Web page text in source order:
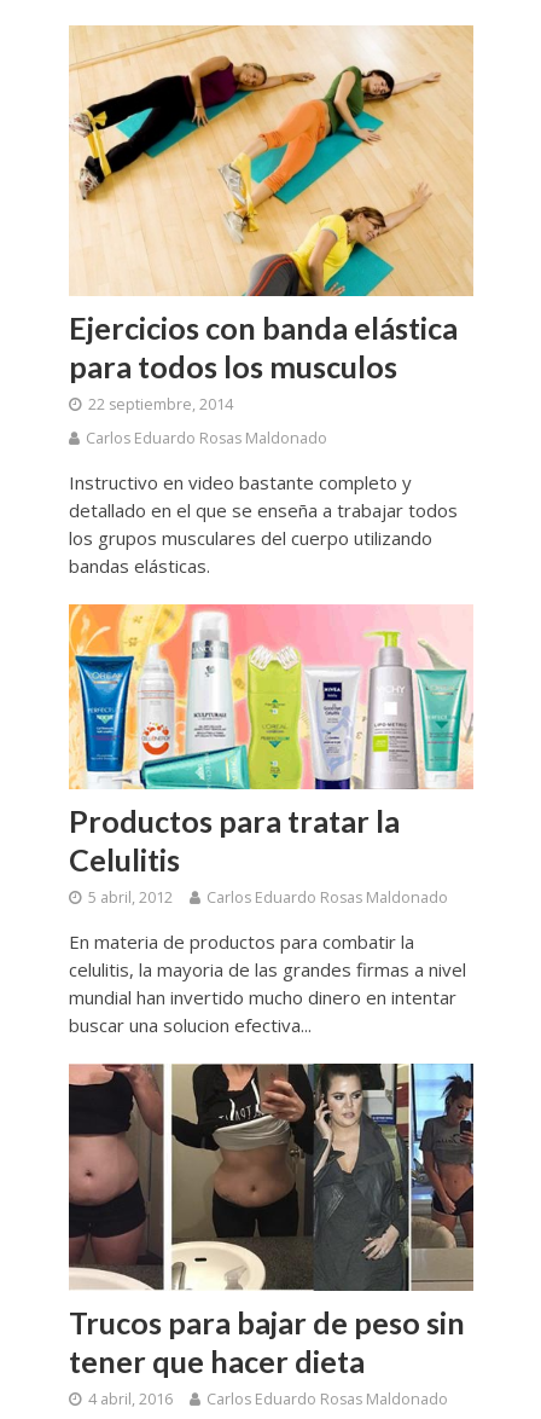
Ejercicios con banda elástica
para todos los musculos
22 septiembre, 2014
Carlos Eduardo Rosas Maldonado
Instructivo en video bastante completo y
detallado en el que se enseña a trabajar todos
los grupos musculares del cuerpo utilizando
bandas elásticas.
Productos para tratar la
Celulitis
5 abril, 2012 Carlos Eduardo Rosas Maldonado
En materia de productos para combatir la
celulitis, la mayoria de las grandes firmas a nivel
mundial han invertido mucho dinero en intentar
buscar una solucion efectiva...
Trucos para bajar de peso sin
tener que hacer dieta
4 abril, 2016 Carlos Eduardo Rosas Maldonado